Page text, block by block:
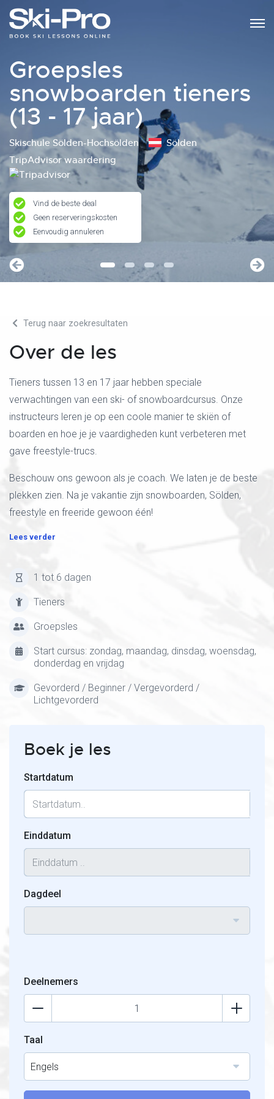
Groepsles
snowboarden tieners
(13 - 17 jaar)
Skischule Sölden-Hochsölden
Sölden
TripAdvisor waardering
Vind de beste deal
Geen reserveringskosten
Eenvoudig annuleren
Terug naar zoekresultaten
Over de les
Tieners tussen 13 en 17 jaar hebben speciale
verwachtingen van een ski- of snowboardcursus. Onze
instructeurs leren je op een coole manier te skiën of
boarden en hoe je je vaardigheden kunt verbeteren met
gave freestyle-trucs.
Beschouw ons gewoon als je coach. We laten je de beste
plekken zien. Na je vakantie zijn snowboarden, Sölden,
freestyle en freeride gewoon één!
Lees verder
1 tot 6 dagen
Tieners
Groepsles
Start cursus: zondag, maandag, dinsdag, woensdag,
donderdag en vrijdag
Gevorderd / Beginner / Vergevorderd /
Lichtgevorderd
Boek je les
Startdatum
Einddatum
Dagdeel
Deelnemers
Taal
Engels